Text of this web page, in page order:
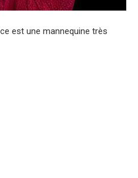
est une mannequine très